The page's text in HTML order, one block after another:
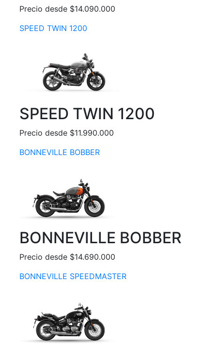
Precio desde $14.090.000
SPEED TWIN 1200
SPEED TWIN 1200
Precio desde $11.990.000
BONNEVILLE BOBBER
BONNEVILLE BOBBER
Precio desde $14.690.000
BONNEVILLE SPEEDMASTER